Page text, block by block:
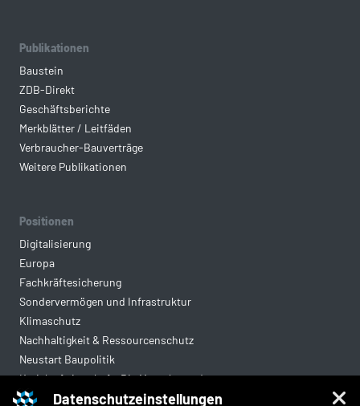
Datenschutzeinstellungen
Publikationen
Baustein
ZDB-Direkt
Geschäftsberichte
Merkblätter / Leitfäden
Verbraucher-Bauverträge
Weitere Publikationen
Positionen
Digitalisierung
Europa
Fachkräftesicherung
Sondervermögen und Infrastruktur
Klimaschutz
Nachhaltigkeit & Ressourcenschutz
Neustart Baupolitik
Kreislaufwirtschaft: Die Mantelverordnung
Mittelstandsgerechte Vergabe